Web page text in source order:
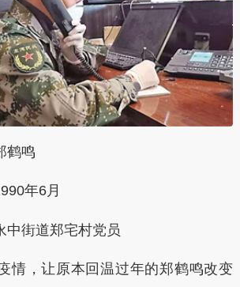
鸣
年6月
街道郑宅村党员
，让原本回温过年的郑鹤鸣改变